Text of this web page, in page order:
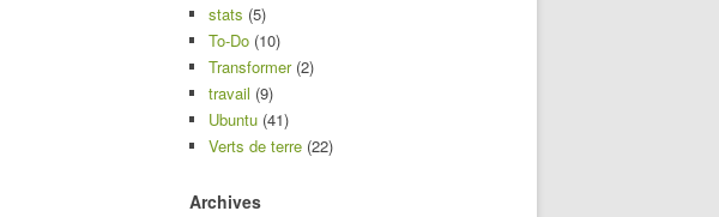
stats (5)
To-Do (10)
Transformer(2)
travail (9)
Ubuntu (41)
Verts de terre (22)
Archives